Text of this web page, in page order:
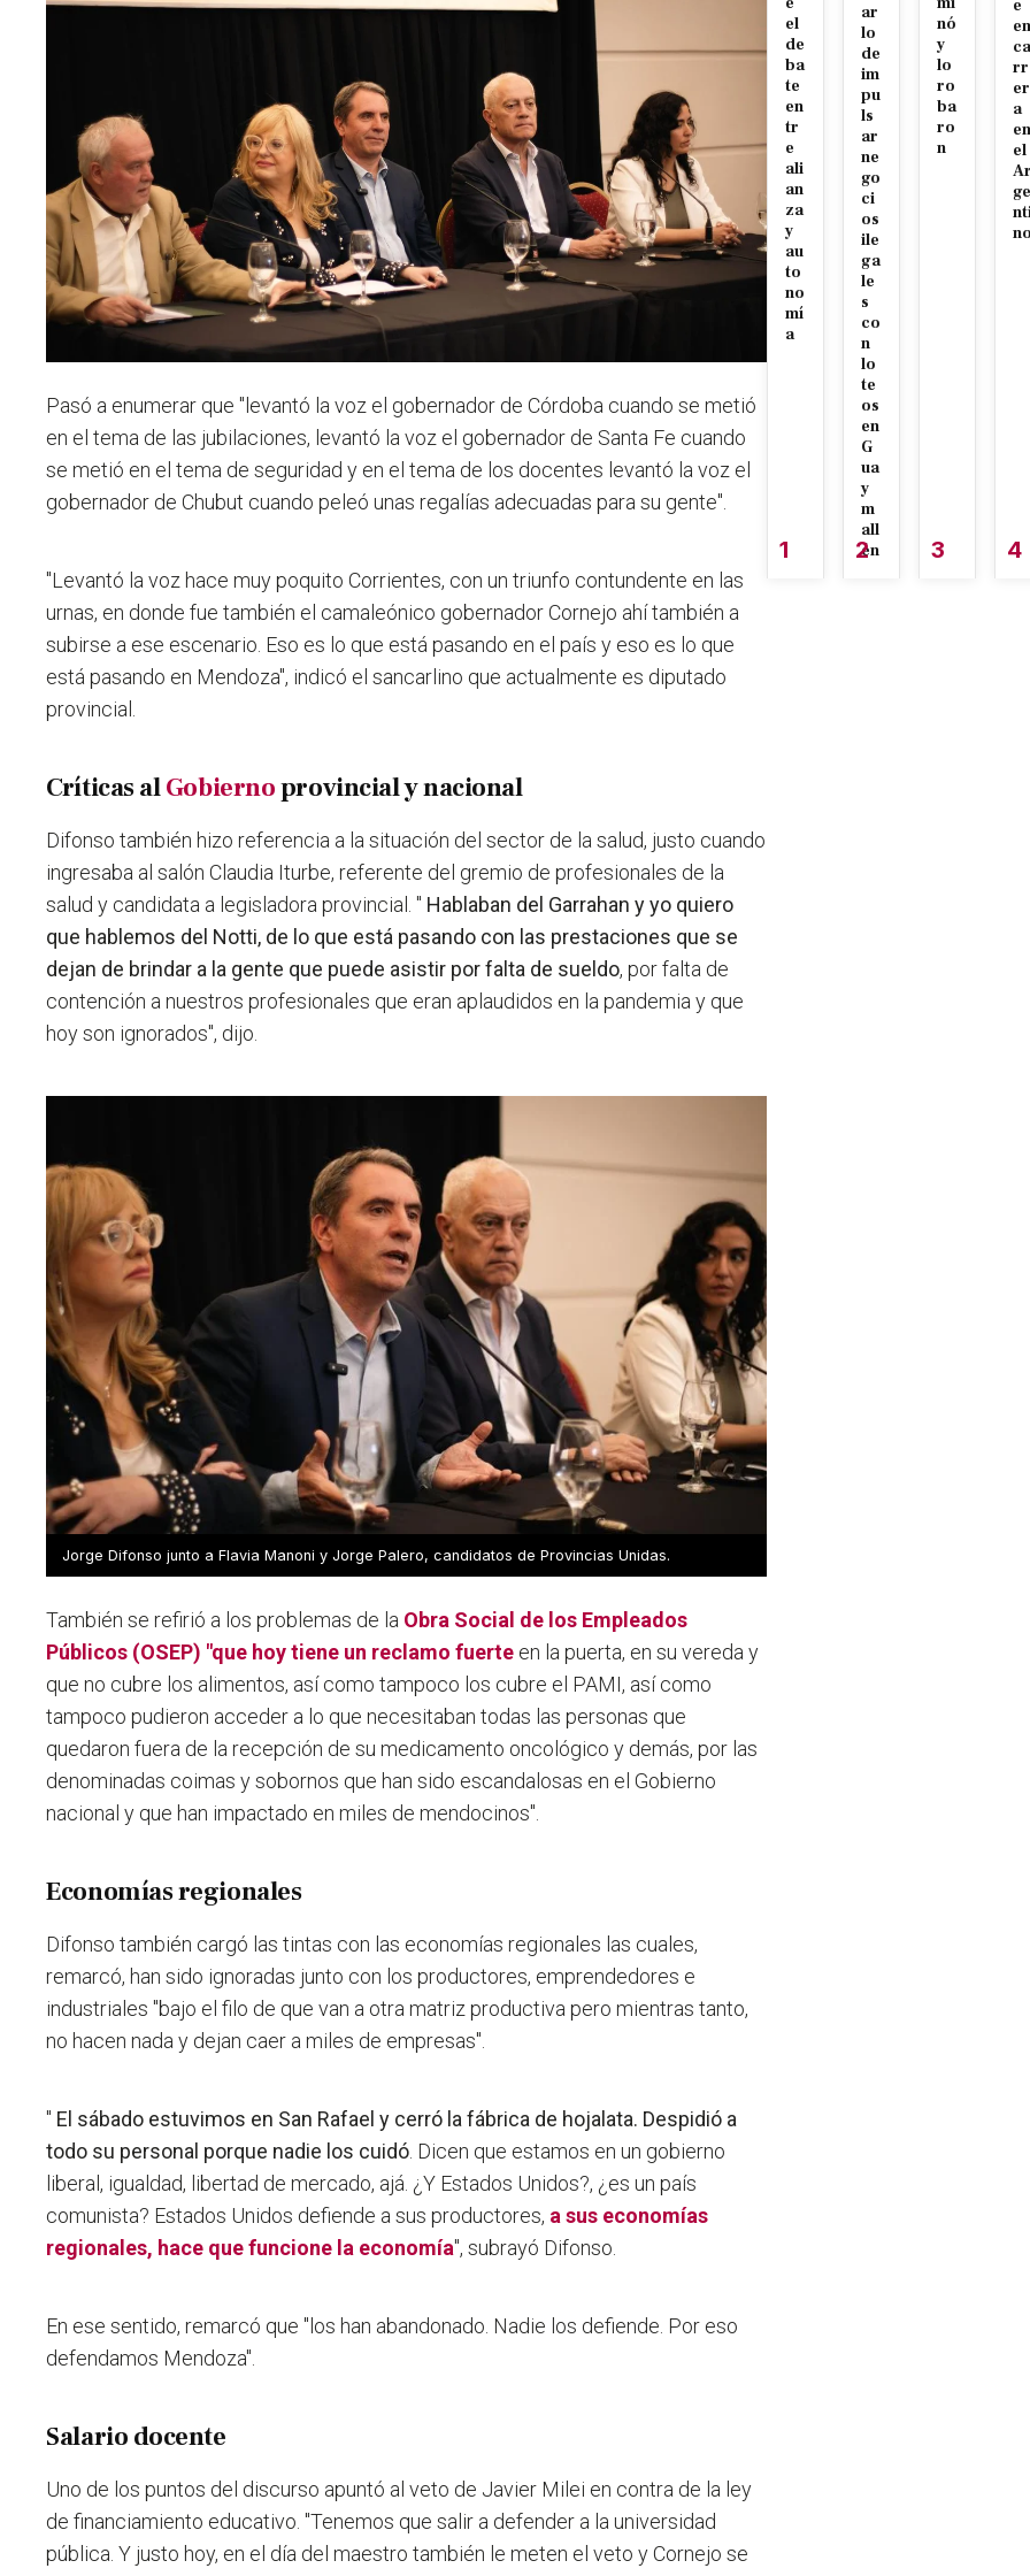
Pasó a enumerar que "levantó la voz el gobernador de Córdoba cuando se metió
en el tema de las jubilaciones, levantó la voz el gobernador de Santa Fe cuando
se metió en el tema de seguridad y en el tema de los docentes levantó la voz el
gobernador de Chubut cuando peleó unas regalías adecuadas para su gente".
"Levantó la voz hace muy poquito Corrientes, con un triunfo contundente en las
urnas, en donde fue también el camaleónico gobernador Cornejo ahí también a
subirse a ese escenario. Eso es lo que está pasando en el país y eso es lo que
está pasando en Mendoza", indicó el sancarlino que actualmente es diputado
provincial.
Críticas alGobiernoprovincial y nacional
Difonso también hizo referencia a la situación del sector de la salud, justo cuando
ingresaba al salón Claudia Iturbe, referente del gremio de profesionales de la
salud y candidata a legisladora provincial. " Hablaban del Garrahan y yo quiero
que hablemos del Notti, de lo que está pasando con las prestaciones que se
dejan de brindar a la gente que puede asistir por falta de sueldo, por falta de
contención a nuestros profesionales que eran aplaudidos en la pandemia y que
hoy son ignorados", dijo.
Jorge Difonso junto a Flavia Manoni y Jorge Palero, candidatos de Provincias Unidas.
También se refirió a los problemas de la Obra Social de los Empleados
Públicos (OSEP) "que hoy tiene un reclamo fuerte en la puerta, en su vereda y
que no cubre los alimentos, así como tampoco los cubre el PAMI, así como
tampoco pudieron acceder a lo que necesitaban todas las personas que
quedaron fuera de la recepción de su medicamento oncológico y demás, por las
denominadas coimas y sobornos que han sido escandalosas en el Gobierno
nacional y que han impactado en miles de mendocinos".
Economías regionales
Difonso también cargó las tintas con las economías regionales las cuales,
remarcó, han sido ignoradas junto con los productores, emprendedores e
industriales "bajo el filo de que van a otra matriz productiva pero mientras tanto,
no hacen nada y dejan caer a miles de empresas".
" El sábado estuvimos en San Rafael y cerró la fábrica de hojalata. Despidió a
todo su personal porque nadie los cuidó . Dicen que estamos en un gobierno
liberal, igualdad, libertad de mercado, ajá. ¿Y Estados Unidos?, ¿es un país
comunista? Estados Unidos defiende a sus productores, a sus economías
regionales, hace que funcione la economía", subrayó Difonso.
En ese sentido, remarcó que "los han abandonado. Nadie los defiende. Por eso
defendamos Mendoza".
Salario docente
Uno de los puntos del discurso apuntó al veto de Javier Milei en contra de la ley
de financiamiento educativo. "Tenemos que salir a defender a la universidad
pública.Y justo hoy, en el día del maestro también le meten el veto y Cornejo se
el
de
ba
te
en
tr
e
ali
an
za
y
au
to
no
mí
a
1
ar
lo
de
im
pu
ls
ar
ne
go
ci
os
ile
ga
le
s
co
n
lo
te
os
en
G
ua
y
m
all
én
2
nó
y
lo
ro
ba
ro
n
3
e
en
ca
rr
er
a
en
el
ge
4